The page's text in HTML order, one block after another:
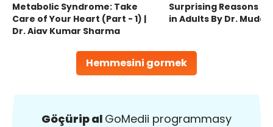
Hemmesini gormek
Metabolic Syndrome: Take
Care of Your Heart (Part - 1) |
Dr. Ajay Kumar Sharma
Surprising Reasons
in Adults By Dr.
Göçürip al GoMedii programmasy